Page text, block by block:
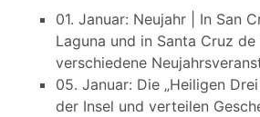
01. Januar: Neujahr | In San
Laguna und in Santa Cruz
verschiedene
05. Januar: Die „Heiligen
der Insel und verteilen